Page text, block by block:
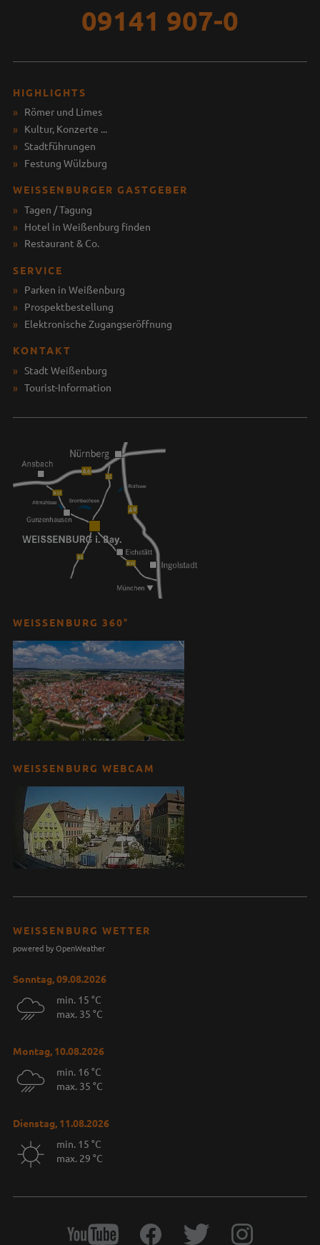
09141 907-0
HIGHLIGHTS
Römer und Limes
Kultur, Konzerte ...
Stadtführungen
Festung Wülzburg
WEISSENBURGER GASTGEBER
Tagen / Tagung
Hotel in Weißenburg finden
Restaurant & Co.
SERVICE
Parken in Weißenburg
Prospektbestellung
Elektronische Zugangseröffnung
KONTAKT
Stadt Weißenburg
Tourist-Information
WEISSENBURG 360°
WEISSENBURG WEBCAM
WEISSENBURG WETTER
powered by OpenWeather
Sonntag, 09.08.2026
min. 15 °C
max. 35 °C
Montag, 10.08.2026
min. 16 °C
max. 35 °C
Dienstag, 11.08.2026
min. 15 °C
max. 29 °C